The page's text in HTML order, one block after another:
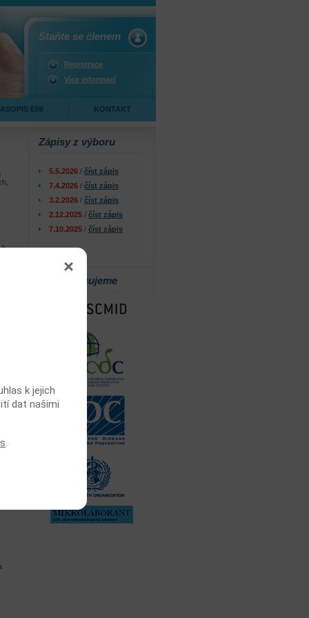
Staňte se členem
Registrace
Více informací
EMI KONTAKT
k
Zápisy z výboru
5.5.2026 / číst zápis
7.4.2026 / číst zápis
3.2.2026 / číst zápis
2.12.2025 / číst zápis
7.10.2025 / číst zápis
Spolupracujeme
k jejich
dat našimi
.